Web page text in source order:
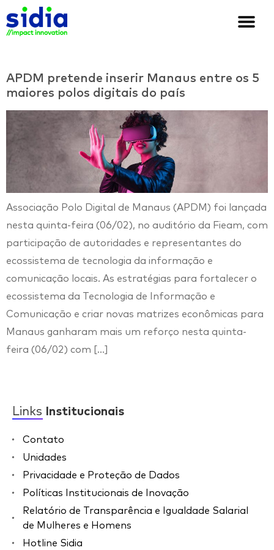
APDM pretende inserir Manaus entre os 5
maiores polos digitais do país
Associação Polo Digital de Manaus (APDM) foi lançada
nesta quinta-feira (06/02), no auditório da Fieam, com
participação de autoridades e representantes do
ecossistema de tecnologia da informação e
comunicação locais. As estratégias para fortalecer o
ecossistema da Tecnologia de Informação e
Comunicação e criar novas matrizes econômicas para
Manaus ganharam mais um reforço nesta quinta-
feira (06/02) com […]
Links Institucionais
Contato
Unidades
Privacidade e Proteção de Dados
Políticas Institucionais de Inovação
Relatório de Transparência e Igualdade Salarial
de Mulheres e Homens
Hotline Sidia